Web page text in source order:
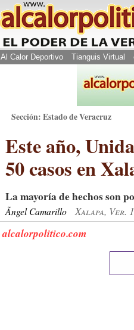
Al Calor Deportivo Tianguis Virtual
Sección: Estado de Veracruz
Este año,
50 casos en
La mayoría de hechos son
Ãngel Camarillo Xalapa, Ver.
alcalorpolitico.com